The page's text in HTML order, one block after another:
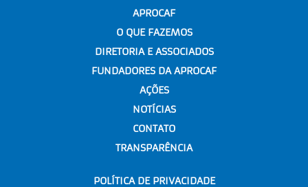
APROCAF
O QUE FAZEMOS
DIRETORIA E ASSOCIADOS
FUNDADORES DA APROCAF
AÇÕES
NOTÍCIAS
CONTATO
TRANSPARÊNCIA
POLÍTICA DE PRIVACIDADE